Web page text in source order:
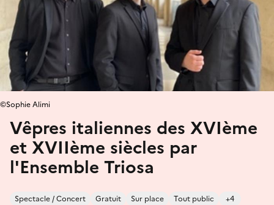
Vêpres italiennes des XVIème
et XVIIème siècles par
l'Ensemble Triosa
Spectacle / Concert Gratuit Sur place Tout public +4
©Sophie Alimi